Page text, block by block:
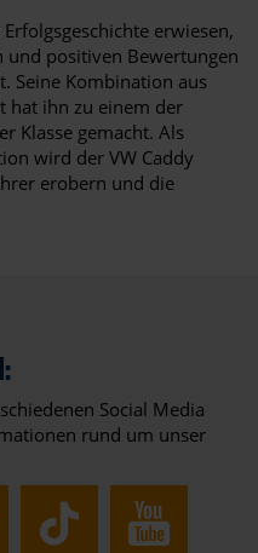
erwiesen,
und positiven Bewertungen
Seine Kombination aus
hat ihn zu einem der
Klasse gemacht. Als
wird der VW Caddy
erobern und die
Social Media
rund um unser